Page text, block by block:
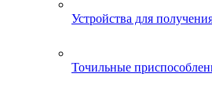
Устройства для
Точильные